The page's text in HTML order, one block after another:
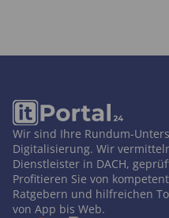
Wir sind Ihre Rundum-
Digitalisierung. Wir
Dienstleister in DACH,
Profitieren Sie von
Ratgebern und hilfreichen
von App bis Web.